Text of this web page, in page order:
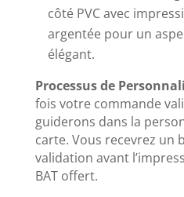
côté PVC avec
argentée pour un
élégant.
Processus de
fois votre commande
guiderons dans la
carte. Vous recevrez un
validation avant
BAT offert.